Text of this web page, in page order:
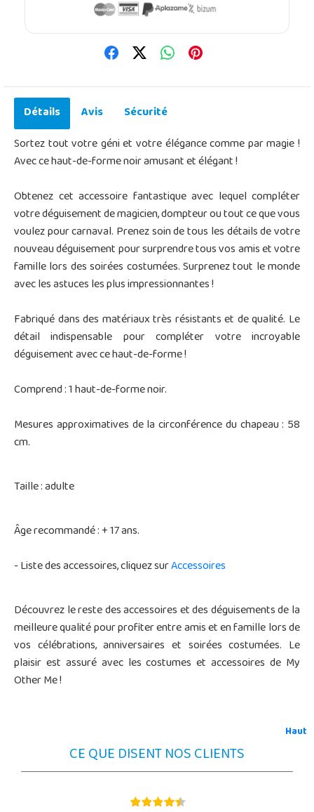
Détails Avis
Sécurité
Sortez tout votre géni et votre élégance comme par magie !
Avec ce haut-de-forme noir amusant et élégant !
Obtenez cet accessoire fantastique avec lequel compléter
votre déguisement de magicien, dompteur ou tout ce que vous
voulez pour carnaval. Prenez soin de tous les détails de votre
nouveau déguisement pour surprendre tous vos amis et votre
famille lors des soirées costumées. Surprenez tout le monde
avec les astuces les plus impressionnantes !
Fabriqué dans des matériaux très résistants et de qualité. Le
détail indispensable pour compléter votre incroyable
déguisement avec ce haut-de-forme !
Comprend : 1 haut-de-forme noir.
Mesures approximatives de la circonférence du chapeau : 58
cm.
Taille : adulte
Âge recommandé : + 17 ans.
- Liste des accessoires, cliquez surAccessoires
Découvrez le reste des accessoires et des déguisements de la
meilleure qualité pour profiter entre amis et en famille lors de
vos célébrations, anniversaires et soirées costumées. Le
plaisir est assuré avec les costumes et accessoires de My
Other Me !
Haut
CE QUE DISENT NOS CLIENTS